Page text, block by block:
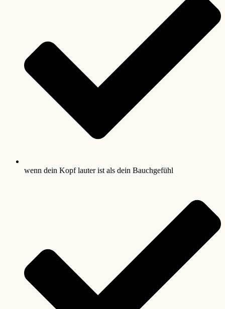
wenn dein Kopf lauter ist als dein Bauchgefühl